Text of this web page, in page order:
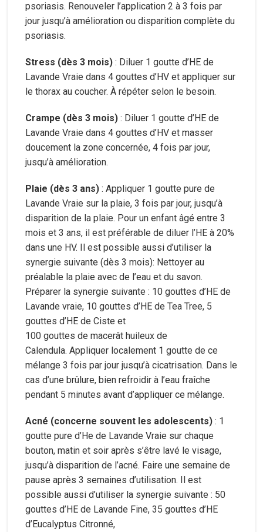
psoriasis. Renouveler l’application 2 à 3 fois par
jour jusqu’à amélioration ou disparition complète du
psoriasis.
Stress (dès 3 mois) : Diluer 1 goutte d’HE de
Lavande Vraie dans 4 gouttes d’HV et appliquer sur
le thorax au coucher. À répéter selon le besoin.
Crampe (dès 3 mois) : Diluer 1 goutte d’HE de
Lavande Vraie dans 4 gouttes d’HV et masser
doucement la zone concernée, 4 fois par jour,
jusqu’à amélioration.
Plaie (dès 3 ans) : Appliquer 1 goutte pure de
Lavande Vraie sur la plaie, 3 fois par jour, jusqu’à
disparition de la plaie. Pour un enfant âgé entre 3
mois et 3 ans, il est préférable de diluer l’HE à 20%
dans une HV. Il est possible aussi d’utiliser la
synergie suivante (dès 3 mois): Nettoyer au
préalable la plaie avec de l’eau et du savon.
Préparer la synergie suivante : 10 gouttes d’HE de
Lavande vraie, 10 gouttes d’HE de Tea Tree, 5
gouttes d’HE de Ciste et
100 gouttes de macerât huileux de
Calendula. Appliquer localement 1 goutte de ce
mélange 3 fois par jour jusqu’à cicatrisation. Dans le
cas d’une brûlure, bien refroidir à l’eau fraîche
pendant 5 minutes avant d’appliquer ce mélange.
Acné (concerne souvent les adolescents) : 1
goutte pure d’He de Lavande Vraie sur chaque
bouton, matin et soir après s’être lavé le visage,
jusqu’à disparition de l’acné. Faire une semaine de
pause après 3 semaines d’utilisation. Il est
possible aussi d’utiliser la synergie suivante : 50
gouttes d’HE de Lavande Fine, 35 gouttes d’HE
d’Eucalyptus Citronné,